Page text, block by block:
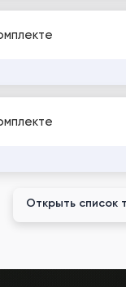
Открыть список